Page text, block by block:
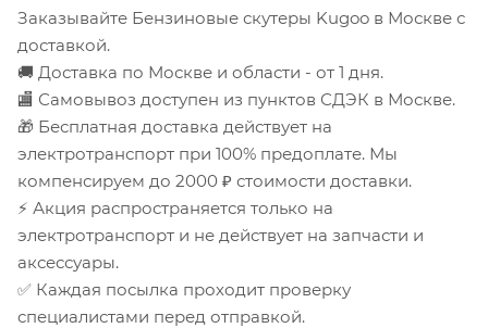
Заказывайте Бензиновые скутеры Kugoo в Москве с
доставкой.
🚚 Доставка по Москве и области - от 1 дня.
🏬 Самовывоз доступен из пунктов СДЭК в Москве.
🎁 Бесплатная доставка действует на
электротранспорт при 100% предоплате. Мы
компенсируем до 2000 ₽ стоимости доставки.
⚡ Акция распространяется только на
электротранспорт и не действует на запчасти и
аксессуары.
✅ Каждая посылка проходит проверку
специалистами перед отправкой.